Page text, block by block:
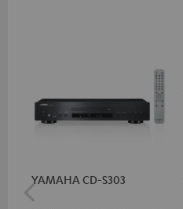
YAMAHA CD-S303